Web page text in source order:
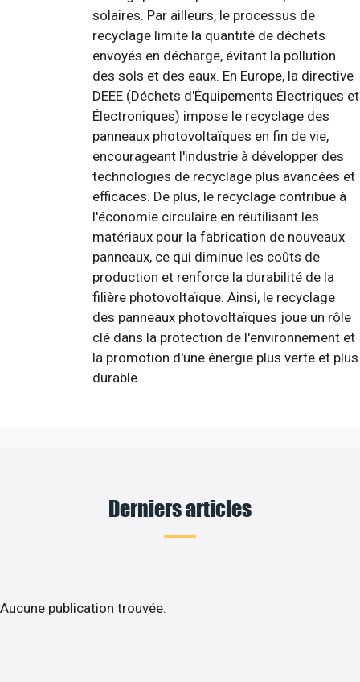
solaires. Par ailleurs, le processus de
recyclage limite la quantité de déchets
envoyés en décharge, évitant la pollution
des sols et des eaux. En Europe, la directive
DEEE (Déchets d'Équipements Électriques et
Électroniques) impose le recyclage des
panneaux photovoltaïques en fin de vie,
encourageant l'industrie à développer des
technologies de recyclage plus avancées et
efficaces. De plus, le recyclage contribue à
l'économie circulaire en réutilisant les
matériaux pour la fabrication de nouveaux
panneaux, ce qui diminue les coûts de
production et renforce la durabilité de la
filière photovoltaïque. Ainsi, le recyclage
des panneaux photovoltaïques joue un rôle
clé dans la protection de l'environnement et
la promotion d'une énergie plus verte et plus
durable.
Derniers articles
Aucune publication trouvée.